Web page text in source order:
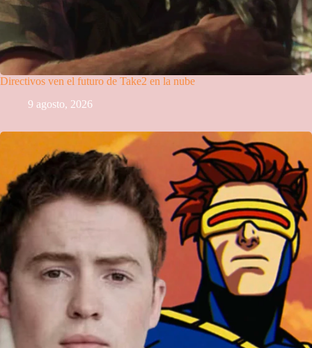
Directivos ven el futuro de Take2 en la nube
9 agosto, 2026